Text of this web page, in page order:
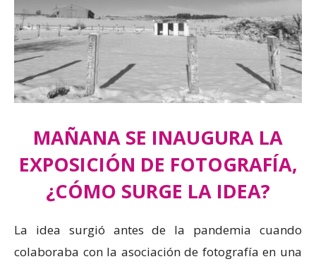
MAÑANA SE INAUGURA LA
EXPOSICIÓN DE FOTOGRAFÍA,
¿CÓMO SURGE LA IDEA?
La idea surgió antes de la pandemia cuando
colaboraba con la asociación de fotografía en una